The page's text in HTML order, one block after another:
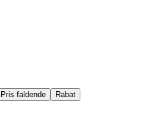
Pris faldende Rabat